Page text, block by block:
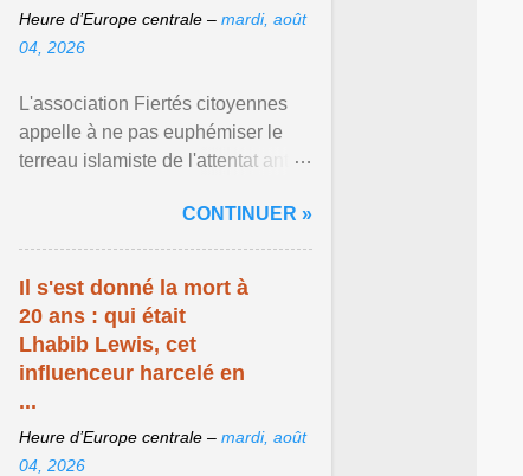
Heure d’Europe centrale – mardi, août
04, 2026
L'association Fiertés citoyennes
appelle à ne pas euphémiser le
terreau islamiste de l'attentat anti-
de Berlin ... Afficher l'article ...
CONTINUER »
Il s'est donné la mort à
20 ans : qui était
Lhabib Lewis, cet
influenceur harcelé en
...
Heure d’Europe centrale – mardi, août
04, 2026